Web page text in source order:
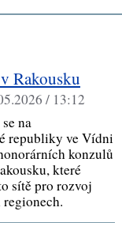
Rakousku
/ 13:12
na
republiky ve Vídni
konzulů
které
sítě pro rozvoj